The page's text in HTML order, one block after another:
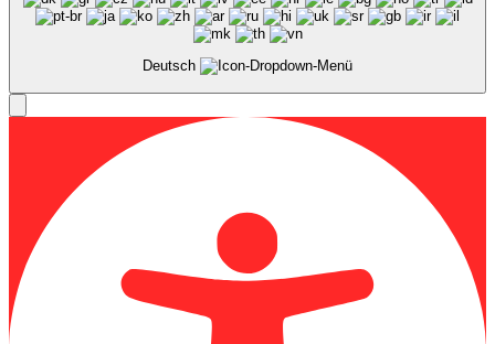
Deutsch